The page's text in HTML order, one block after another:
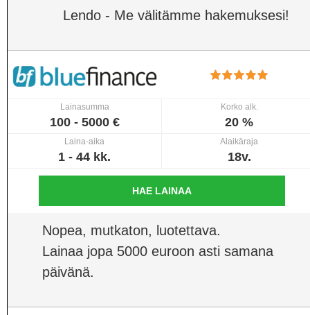
Lendo - Me välitämme hakemuksesi!
Lainasumma
100 - 5000 €
Korko alk.
20 %
Laina-aika
1 - 44 kk.
Alaikäraja
18v.
HAE LAINAA
Nopea, mutkaton, luotettava.
Lainaa jopa 5000 euroon asti samana
päivänä.